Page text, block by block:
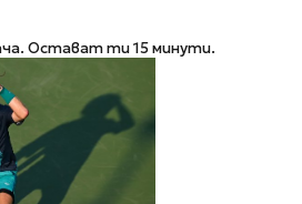
Остават ти 15 минути.